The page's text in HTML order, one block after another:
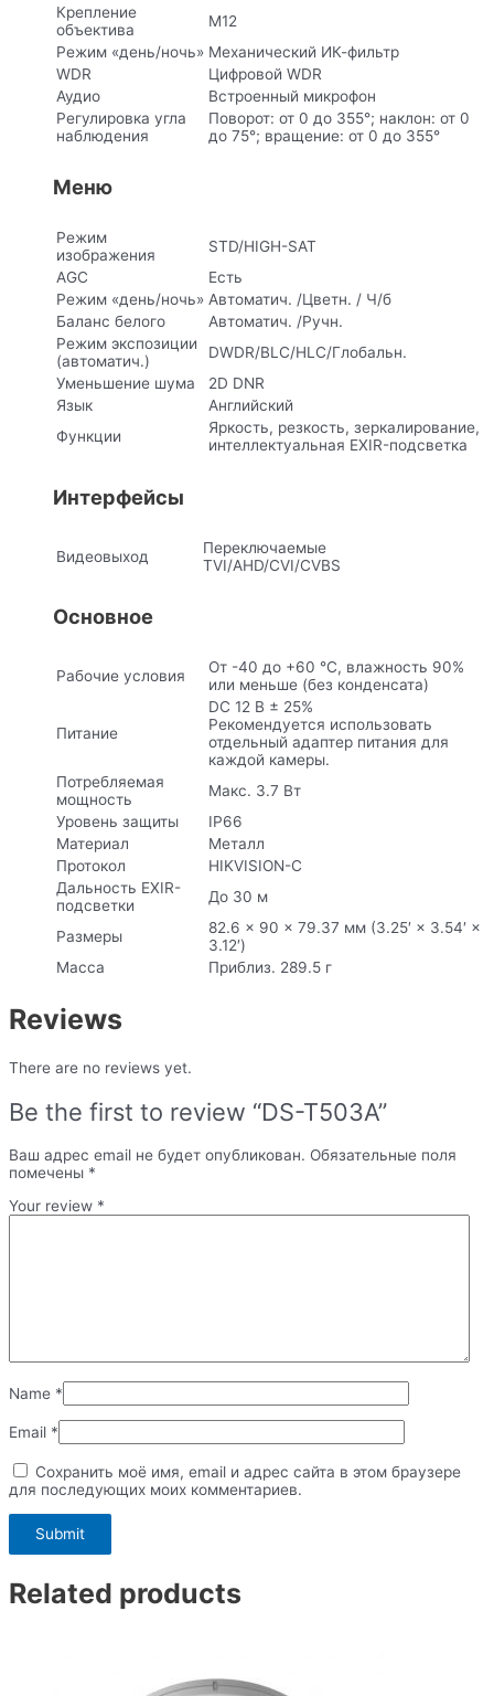
Крепление
объектива
M12
Режим «день/ночь» Механический ИК-фильтр
WDR
Цифровой WDR
Аудио
Встроенный микрофон
Регулировка угла
наблюдения
Поворот: от 0 до 355°; наклон: от 0
до 75°; вращение: от 0 до 355°
Меню
Режим
изображения
STD/HIGH-SAT
AGC
Есть
Режим «день/ночь» Автоматич. /Цветн. / Ч/б
Баланс белого
Автоматич. /Ручн.
Режим экспозиции
(автоматич.)
DWDR/BLC/HLC/Глобальн.
Уменьшение шума
2D DNR
Язык
Английский
Функции
Яркость, резкость, зеркалирование,
интеллектуальная EXIR-подсветка
Интерфейсы
Видеовыход
Переключаемые
TVI/AHD/CVI/CVBS
Основное
Рабочие условия
От -40 до +60 °C, влажность 90%
или меньше (без конденсата)
Питание
DC 12 В ± 25%
Рекомендуется использовать
отдельный адаптер питания для
каждой камеры.
Потребляемая
мощность
Макс. 3.7 Вт
Уровень защиты
IP66
Материал
Металл
Протокол
HIKVISION-C
Дальность EXIR-
подсветки
До 30 м
Размеры
82.6 × 90 × 79.37 мм (3.25′ × 3.54′ ×
3.12′)
Масса
Приблиз. 289.5 г
Reviews
There are no reviews yet.
Be the first to review “DS-T503A”
Ваш адрес email не будет опубликован. Обязательные поля
помечены *
Your review *
Name *
Email *
Сохранить моё имя, email и адрес сайта в этом браузере
для последующих моих комментариев.
Related products